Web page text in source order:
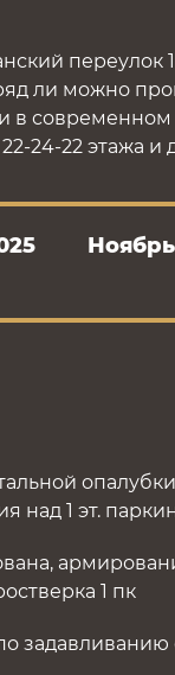
переулок
ли можно
в
24-22 этажа и
над 1 эт.
1 пк
задавливанию